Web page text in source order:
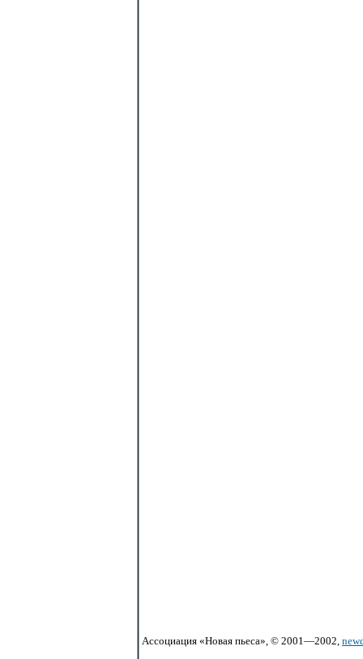
Ассоциация «Новая пьеса», © 2001—2002,